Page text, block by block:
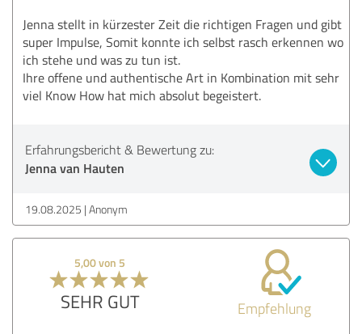
Jenna stellt in kürzester Zeit die richtigen Fragen und gibt
super Impulse, Somit konnte ich selbst rasch erkennen wo
ich stehe und was zu tun ist.
Ihre offene und authentische Art in Kombination mit sehr
viel Know How hat mich absolut begeistert.
Erfahrungsbericht & Bewertung zu:
Jenna van Hauten
19.08.2025 Anonym
5,00 von 5
SEHR GUT Empfehlung